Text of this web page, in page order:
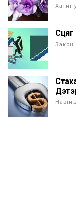
Хатні
Сцяг
Закон